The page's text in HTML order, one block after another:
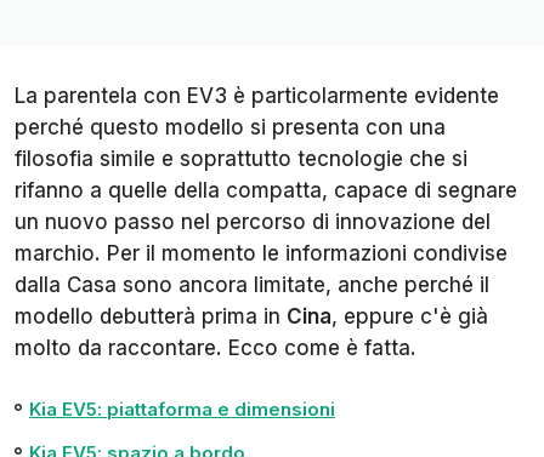
La parentela con EV3 è particolarmente evidente
perché questo modello si presenta con una
filosofia simile e soprattutto tecnologie che si
rifanno a quelle della compatta, capace di segnare
un nuovo passo nel percorso di innovazione del
marchio. Per il momento le informazioni condivise
dalla Casa sono ancora limitate, anche perché il
modello debutterà prima in Cina, eppure c'è già
molto da raccontare. Ecco come è fatta.
Kia EV5: piattaforma e dimensioni